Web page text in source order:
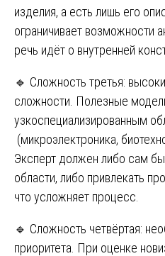
изделия, а есть лишь его
ограничивает возможности
речь идёт о внутренней
🔹 Сложность третья:
сложности. Полезные
узкоспециализированным
(микроэлектроника,
Эксперт должен либо сам
области, либо привлекать
что усложняет процесс.
🔹 Сложность четвёртая:
приоритета. При оценке